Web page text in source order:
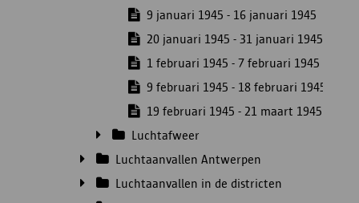
9 januari 1945 - 16 januari 1945
20 januari 1945 - 31 januari 1945
1 februari 1945 - 7 februari 1945
9 februari 1945 - 18 februari 1945
19 februari 1945 - 21 maart 1945
Luchtafweer
Luchtaanvallen Antwerpen
Luchtaanvallen in de districten